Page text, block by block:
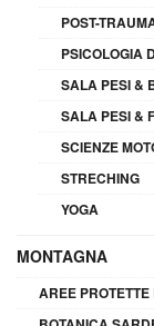
POST-
PSICOLOGIA
SALA PESI &
SALA PESI &
SCIENZE
STRECHING
YOGA
MONTAGNA
AREE